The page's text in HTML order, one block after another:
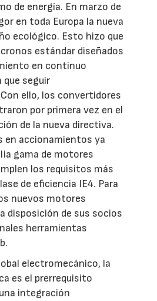
de energía. En marzo de
en toda Europa la nueva
ecológico. Esto hizo que
estándar diseñados
en continuo
seguir
ello, los convertidores
por primera vez en el
de la nueva directiva.
en accionamientos ya
gama de motores
los requisitos más
de eficiencia IE4. Para
nuevos motores
disposición de sus socios
herramientas
electromecánico, la
es el prerrequisito
integración